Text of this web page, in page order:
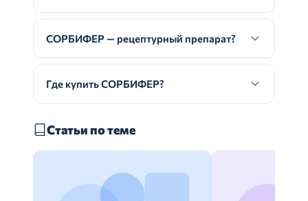
СОРБИФЕР — рецептурный препарат?
Где купить СОРБИФЕР?
Статьи по теме